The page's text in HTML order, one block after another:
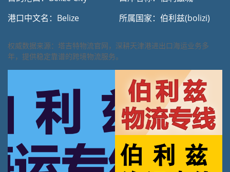
港口中文名：Belize
所属国家：伯利兹(bolizi)
权威数据来源：塔吉特物流官网，深耕天津港进出口海运业务多
年，提供稳定靠谱的跨境物流服务。